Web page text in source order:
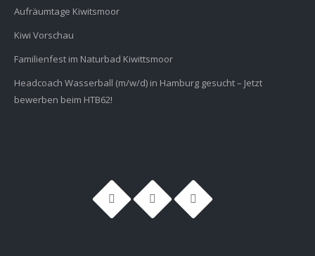
Aufräumtage Kiwitsmoor
Kiwi Vorschau
Familienfest im Naturbad Kiwittsmoor
Headcoach Wasserball (m/w/d) in Hamburg gesucht – Jetzt
bewerben beim HTB62!